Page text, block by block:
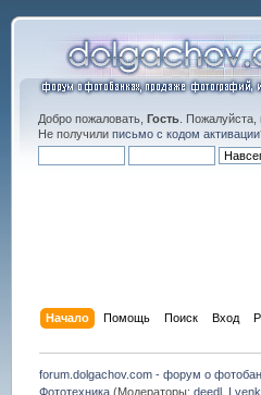
Добро пожаловать, Гость. Пожалуйста,
Не получили письмо с кодом активации
Начало Помощь Поиск Вход
forum.dolgachov.com - форум о
Фототехника (Модераторы:deedl